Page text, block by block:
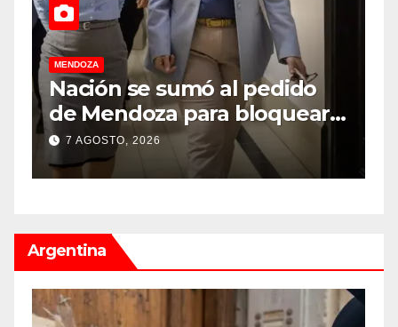
MENDOZA
Nación se sumó al pedido
de Mendoza para bloquear
los celulares en las cárceles
de la provincia
7 AGOSTO, 2026
Argentina